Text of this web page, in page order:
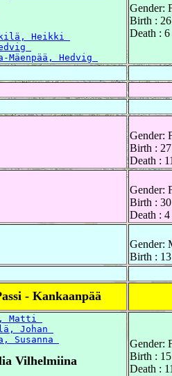
Heikki
Mäenpää, Hedvig
Gender:
Birth :
Death :
Gender:
Birth :
Death :
Gender:
Birth :
Death :
Gender:
Birth :
- Kankaanpää
Matti
Johan
Susanna
Vilhelmiina
Gender:
Birth :
Death :